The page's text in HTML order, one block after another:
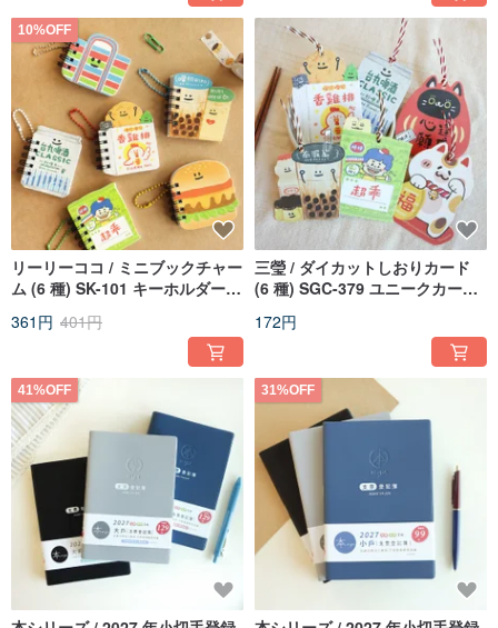
10%OFF
リーリーココ / ミニブックチャー
ム (6 種) SK-101 キーホルダー
361円 401円
三瑩 / ダイカットしおりカード
(6 種) SGC-379 ユニークカード
ングカード
172円
41%OFF 31%OFF